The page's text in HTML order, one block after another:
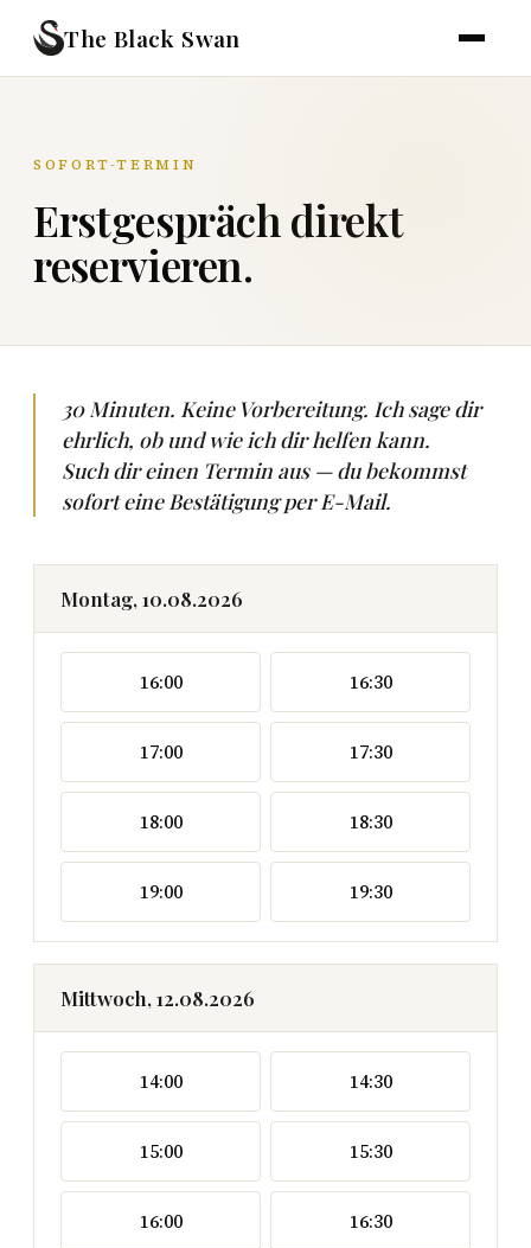
The Black Swan
SOFORT-TERMIN
Erstgespräch direkt
reservieren.
30 Minuten. Keine Vorbereitung. Ich sage dir
ehrlich, ob und wie ich dir helfen kann.
Such dir einen Termin aus — du bekommst
sofort eine Bestätigung per E-Mail.
Montag, 10.08.2026
16:00 16:30
17:00 17:30
18:00 18:30
19:00 19:30
Mittwoch, 12.08.2026
14:00 14:30
15:00 15:30
16:00 16:30